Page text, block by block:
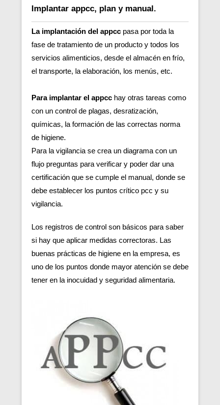
Implantar appcc, plan y manual.
La implantación del appcc pasa por toda la
fase de tratamiento de un producto y todos los
servicios alimenticios, desde el almacén en frío,
el transporte, la elaboración, los menús, etc.
Para implantar el appcc hay otras tareas como
con un control de plagas, desratización,
químicas, la formación de las correctas norma
de higiene.
Para la vigilancia se crea un diagrama con un
flujo preguntas para verificar y poder dar una
certificación que se cumple el manual, donde se
debe establecer los puntos crítico pcc y su
vigilancia.
Los registros de control son básicos para saber
si hay que aplicar medidas correctoras. Las
buenas prácticas de higiene en la empresa, es
uno de los puntos donde mayor atención se debe
tener en la inocuidad y seguridad alimentaria.